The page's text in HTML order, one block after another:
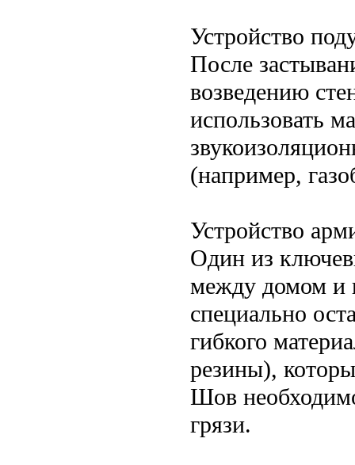
Устройство
После
возведению
использовать
(например,
Устройство
Один из
между домом и
специально
гибкого
резины),
Шов
грязи.